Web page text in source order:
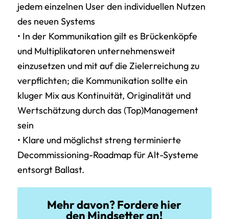
jedem einzelnen User den individuellen Nutzen
des neuen Systems
• In der Kommunikation gilt es Brückenköpfe
und Multiplikatoren unternehmensweit
einzusetzen und mit auf die Zielerreichung zu
verpflichten; die Kommunikation sollte ein
kluger Mix aus Kontinuität, Originalität und
Wertschätzung durch das (Top)Management
sein
• Klare und möglichst streng terminierte
Decommissioning-Roadmap für Alt-Systeme
entsorgt Ballast.
Mehr davon? Fordere hier
den Mindsetter an!